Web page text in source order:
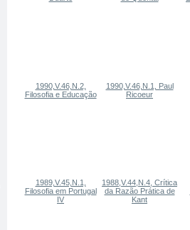
1990,V.46,N.2,
Filosofia e Educação
1990,V.46,N.1, Paul
Ricoeur
1989,V.45,N.1,
Filosofia em Portugal
IV
1988,V.44,N.4, Crítica
da Razão Prática de
Kant